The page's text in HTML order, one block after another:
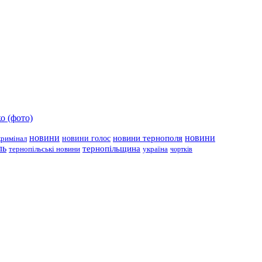
(фото)
новини новини голос новини тернополя новини
тернопільські новини тернопільщина україна чортків